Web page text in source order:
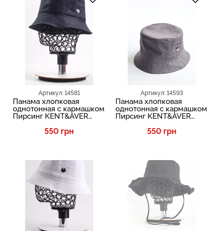
Артикул: 14581
Панама хлопковая
однотонная с кармашком
Пирсинг KENT&AVER
550 грн
Артикул: 14593
Панама хлопковая
однотонная с кармашком
Пирсинг KENT&AVER
550 грн